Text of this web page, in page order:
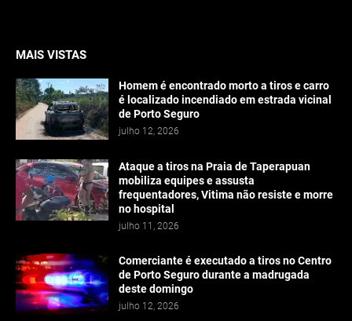
MAIS VISTAS
Homem é encontrado morto a tiros e carro
é localizado incendiado em estrada vicinal
de Porto Seguro
julho 12, 2026
Ataque a tiros na Praia de Taperapuan
mobiliza equipes e assusta
frequentadores, Vitima não resiste e morre
no hospital
julho 11, 2026
Comerciante é executado a tiros no Centro
de Porto Seguro durante a madrugada
deste domingo
julho 12, 2026